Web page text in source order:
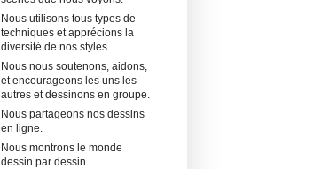
Nous utilisons tous types de
techniques et apprécions la
diversité de nos styles.
Nous nous soutenons, aidons,
et encourageons les uns les
autres et dessinons en groupe.
Nous partageons nos dessins
en ligne.
Nous montrons le monde
dessin par dessin.